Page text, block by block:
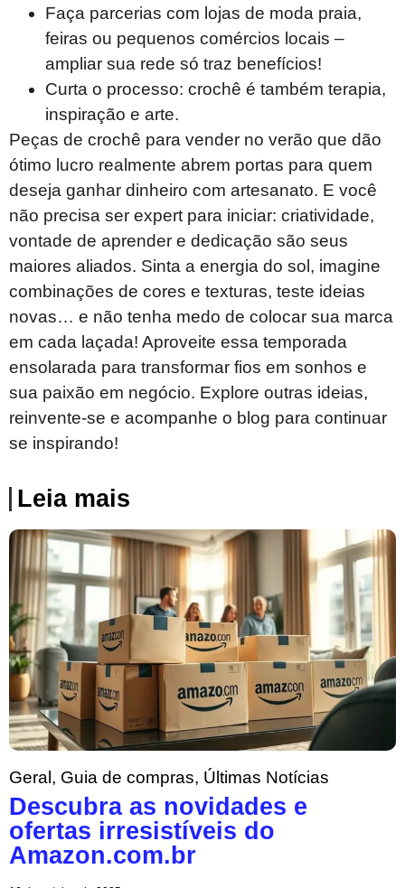
Faça parcerias com lojas de moda praia,
feiras ou pequenos comércios locais –
ampliar sua rede só traz benefícios!
Curta o processo: crochê é também terapia,
inspiração e arte.
Peças de crochê para vender no verão que dão
ótimo lucro realmente abrem portas para quem
deseja ganhar dinheiro com artesanato. E você
não precisa ser expert para iniciar: criatividade,
vontade de aprender e dedicação são seus
maiores aliados. Sinta a energia do sol, imagine
combinações de cores e texturas, teste ideias
novas… e não tenha medo de colocar sua marca
em cada laçada! Aproveite essa temporada
ensolarada para transformar fios em sonhos e
sua paixão em negócio. Explore outras ideias,
reinvente-se e acompanhe o blog para continuar
se inspirando!
Leia mais
Geral, Guia de compras, Últimas Notícias
Descubra as novidades e
ofertas irresistíveis do
Amazon.com.br